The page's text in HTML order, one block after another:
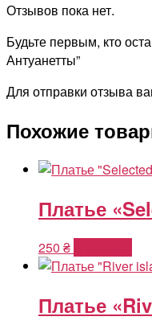
Отзывов пока нет.
Будьте первым, кто
Антуанетты”
Для отправки отзыва
Похожие
Платье
250 ₴
Платье